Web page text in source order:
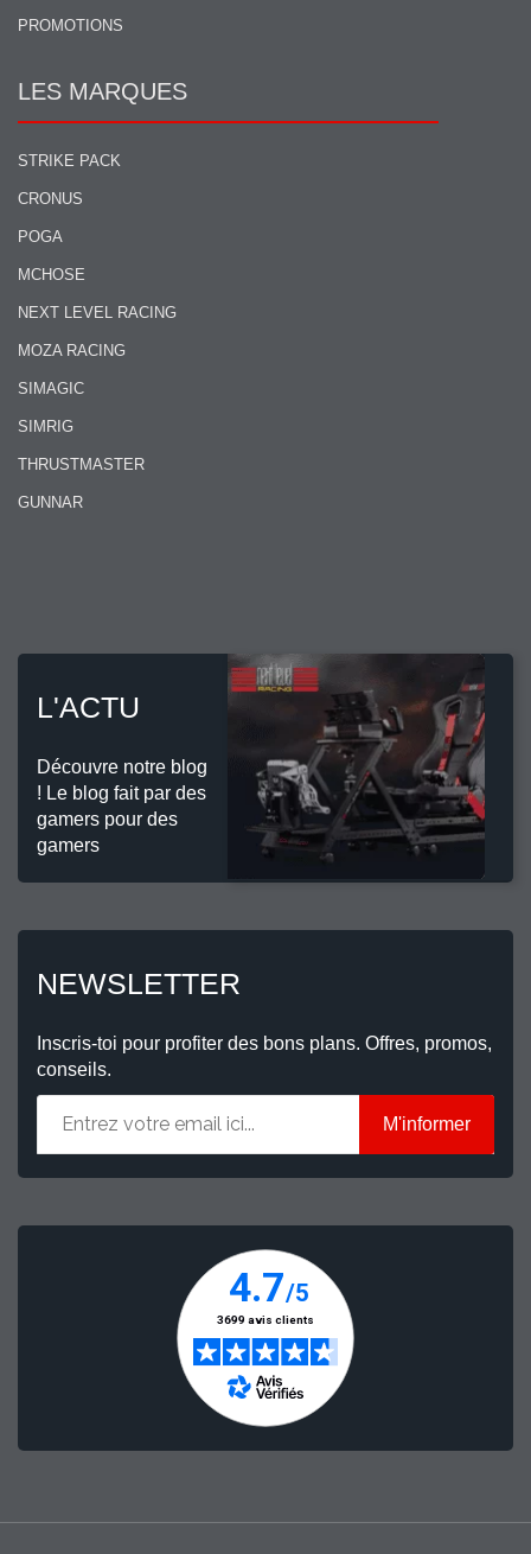
PROMOTIONS
LES MARQUES
STRIKE PACK
CRONUS
POGA
MCHOSE
NEXT LEVEL RACING
MOZA RACING
SIMAGIC
SIMRIG
THRUSTMASTER
GUNNAR
L'ACTU
Découvre notre blog
! Le blog fait par des
gamers pour des
gamers
NEWSLETTER
Inscris-toi pour profiter des bons plans. Offres, promos,
conseils.
M'informer